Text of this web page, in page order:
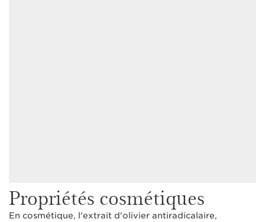
Propriétés cosmétiques
En cosmétique, l'extrait d'olivier antiradicalaire,